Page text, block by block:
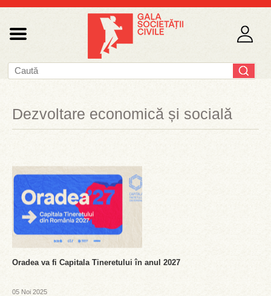
Dezvoltare economică și socială
Oradea va fi Capitala Tineretului în anul 2027
05 Noi 2025